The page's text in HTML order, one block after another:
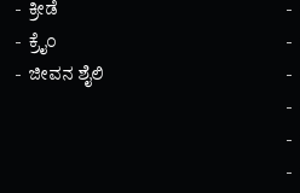
ಕ್ರೀಡೆ
ಕ್ರೈಂ
ಜೀವನ ಶೈಲಿ